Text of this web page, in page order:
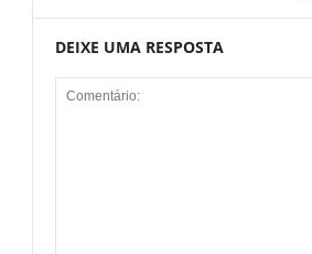
DEIXE UMA RESPOSTA